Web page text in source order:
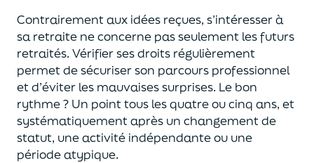
Contrairement aux idées reçues, s’intéresser à
sa retraite ne concerne pas seulement les futurs
retraités. Vérifier ses droits régulièrement
permet de sécuriser son parcours professionnel
et d’éviter les mauvaises surprises. Le bon
rythme ? Un point tous lesquatre ou cinq ans, et
systématiquement après un changement de
statut, une activité indépendante ou une
période atypique.